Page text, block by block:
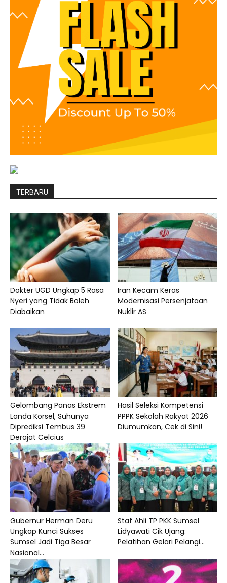
TERBARU
Dokter UGD Ungkap 5 Rasa
Nyeri yang Tidak Boleh
Diabaikan
Iran Kecam Keras
Modernisasi Persenjataan
Nuklir AS
Gelombang Panas Ekstrem
Landa Korsel, Suhunya
Diprediksi Tembus 39
Derajat Celcius
Hasil Seleksi Kompetensi
PPPK Sekolah Rakyat 2026
Diumumkan, Cek di Sini!
Gubernur Herman Deru
Ungkap Kunci Sukses
Sumsel Jadi Tiga Besar
Nasional...
Staf Ahli TP PKK Sumsel
Lidyawati Cik Ujang:
Pelatihan Gelari Pelangi...